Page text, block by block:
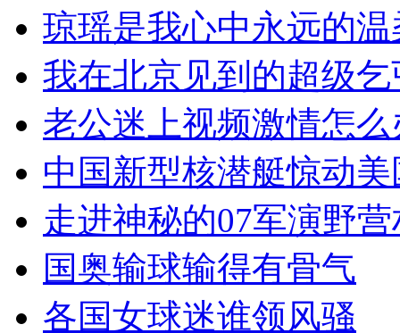
琼瑶是我心中永远的温
我在北京见到的超级乞
老公迷上视频激情怎么
中国新型核潜艇惊动美
走进神秘的07军演野
国奥输球输得有骨气
各国女球迷谁领风骚